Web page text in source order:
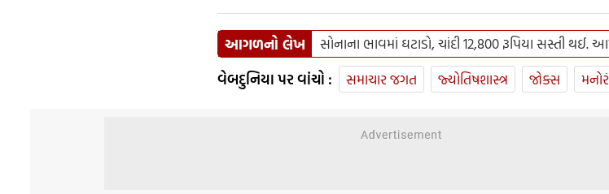
આગળનો લેખ સોનાના ભાવમાં ઘટાડો, ચાંદી 12,800 રૂપિયા સસ્તી થઈ.
વેબદુનિયા પર વાંચો : સમાચાર જગત જ્યોતિષશાસ્ત્ર જોક્સ